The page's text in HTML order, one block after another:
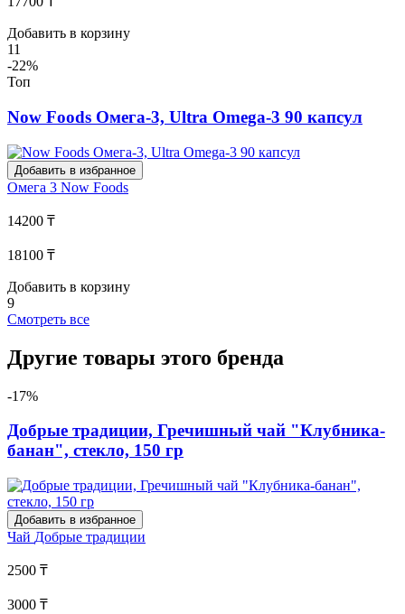
Добавить в корзину
11
-22%
Топ
Now Foods Омега-3, Ultra Omega-3 90 капсул
Добавить в избранное
Омега 3 Now Foods
14200 ₸
18100 ₸
Добавить в корзину
9
Смотреть все
Другие товары этого бренда
-17%
Добрые традиции, Гречишный чай "Клубника-
банан", стекло, 150 гр
Добавить в избранное
Чай Добрые традиции
2500 ₸
3000 ₸